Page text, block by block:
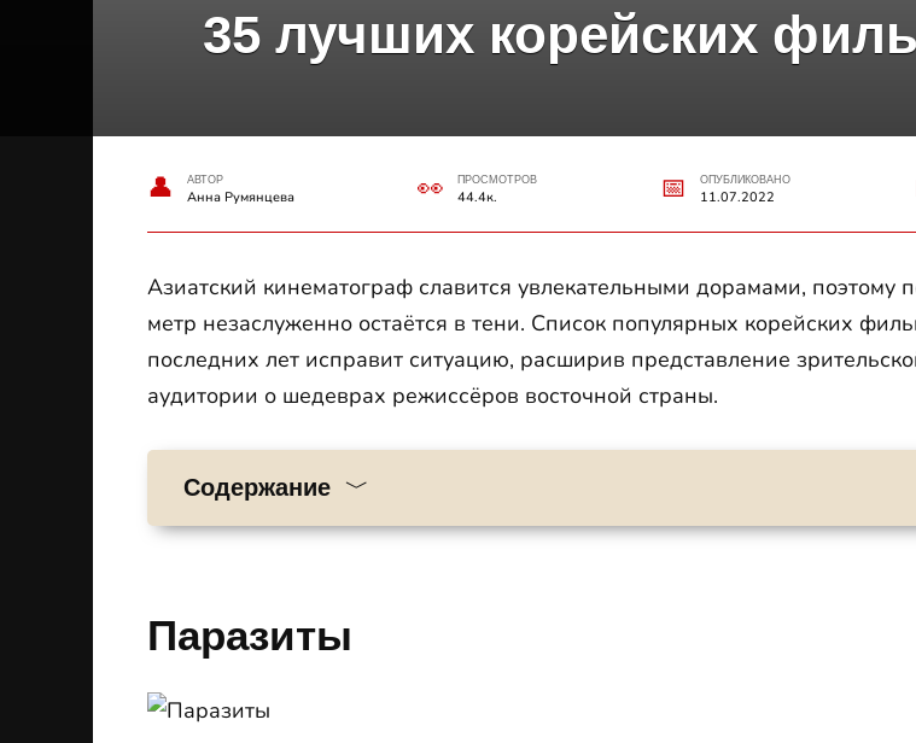
35 лучших корейских
АВТОР
Анна Румянцева
ПРОСМОТРОВ
44.4к.
ОПУБЛИКОВАНО
11.07.2022
Азиатский кинематограф славится увлекательными дорамами, поэтому
метр незаслуженно остаётся в тени. Список популярных корейских
последних лет исправит ситуацию, расширив представление
аудитории о шедеврах режиссёров восточной страны.
Содержание
Паразиты